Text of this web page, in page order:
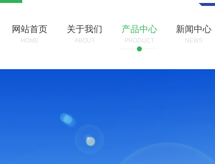
网站首页
HOME
关于我们
ABOUT
产品中心
PRODUCT
新闻中心
NEWS